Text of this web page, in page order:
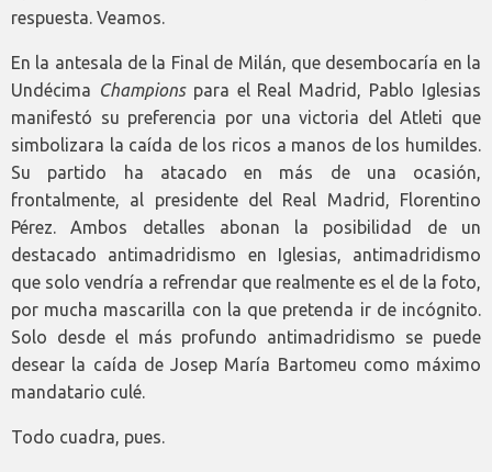
respuesta. Veamos.
En la antesala de la Final de Milán, que desembocaría en la
Undécima Championspara el Real Madrid, Pablo Iglesias
manifestó su preferencia por una victoria del Atleti que
simbolizara la caída de los ricos a manos de los humildes.
Su partido ha atacado en más de una ocasión,
frontalmente, al presidente del Real Madrid, Florentino
Pérez. Ambos detalles abonan la posibilidad de un
destacado antimadridismo en Iglesias, antimadridismo
que solo vendría a refrendar que realmente es el de la foto,
por mucha mascarilla con la que pretenda ir de incógnito.
Solo desde el más profundo antimadridismo se puede
desear la caída de Josep María Bartomeu como máximo
mandatario culé.
Todo cuadra, pues.